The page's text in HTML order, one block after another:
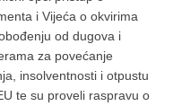
i Vijeća o okvirima
od dugova i
za povećanje
insolventnosti i otpustu
te su proveli raspravu o